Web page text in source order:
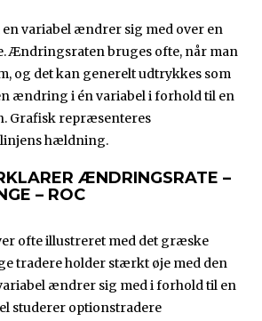
en variabel ændrer sig med over en
Ændringsraten bruges ofte, når man
og det kan generelt udtrykkes som
ændring i én variabel i forhold til en
Grafisk repræsenteres
hældning.
ÆNDRINGSRATE –
– ROC
ofte illustreret med det græske
tradere holder stærkt øje med den
ændrer sig med i forhold til en
studerer optionstradere